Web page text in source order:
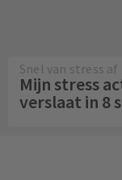
Snel van stress af
Mijn stress
verslaat in 8